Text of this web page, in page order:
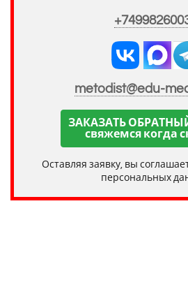
metodist@edu-
ЗАКАЗАТЬ
свяжемся когда
Оставляя заявку, вы
персональных